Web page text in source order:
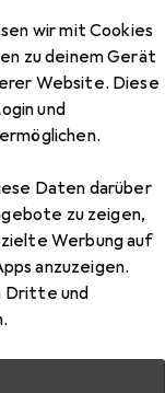
wir mit Cookies
zu deinem Gerät
Website. Diese
und
Daten darüber
zu zeigen,
Werbung auf
anzuzeigen.
Dritte und
Super Mario
Produkt
der Kategorie